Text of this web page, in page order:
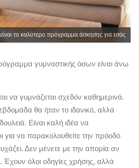
το καλύτερο πρόγραμμα άσκησης για εσάς
γυμναστικής όσων είναι άνω
να γυμνάζεται σχεδόν καθημερινά.
θα ήταν το ιδανικό, αλλά
Είναι καλή ιδέα να
για να παρακολουθείτε την πρόοδό
Δεν μένετε με την απορία αν
Έχουν όλοι οδηγίες χρήσης, αλλά